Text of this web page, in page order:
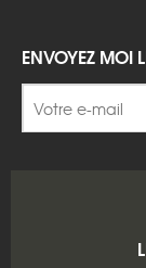
ENVOYEZ MOI